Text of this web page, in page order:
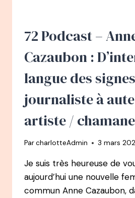
AU
À
ET
MAMAN
ÉPANOUIE
72 Podcast –
Cazaubon :
langue des
journaliste à
artiste / chamane
ParcharlotteAdmin 3 mars
Je suis très heureuse de
aujourd’hui une nouvelle
commun Anne Cazaubon,